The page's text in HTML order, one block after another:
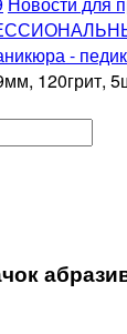
-
120грит,